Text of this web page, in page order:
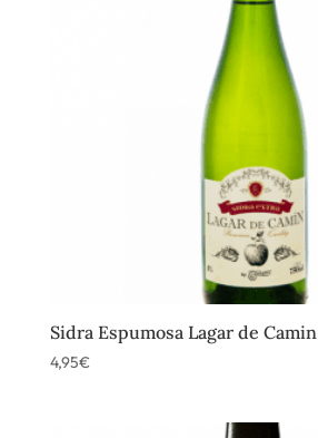
Sidra Espumosa Lagar de Camin
4,95€